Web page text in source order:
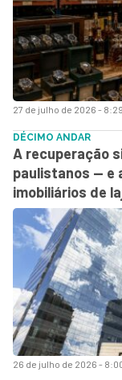
27 de julho de 2026 - 8:29
26 de julho de 2026 -
DÉCIMO ANDAR
A recuperação
paulistanos — e
imobiliários de